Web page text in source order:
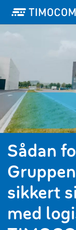
Sådan
sikkert
med